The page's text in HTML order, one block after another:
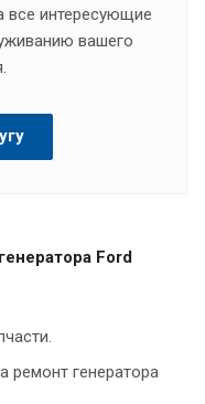
все интересующие
вашего
Ford
ремонт генератора